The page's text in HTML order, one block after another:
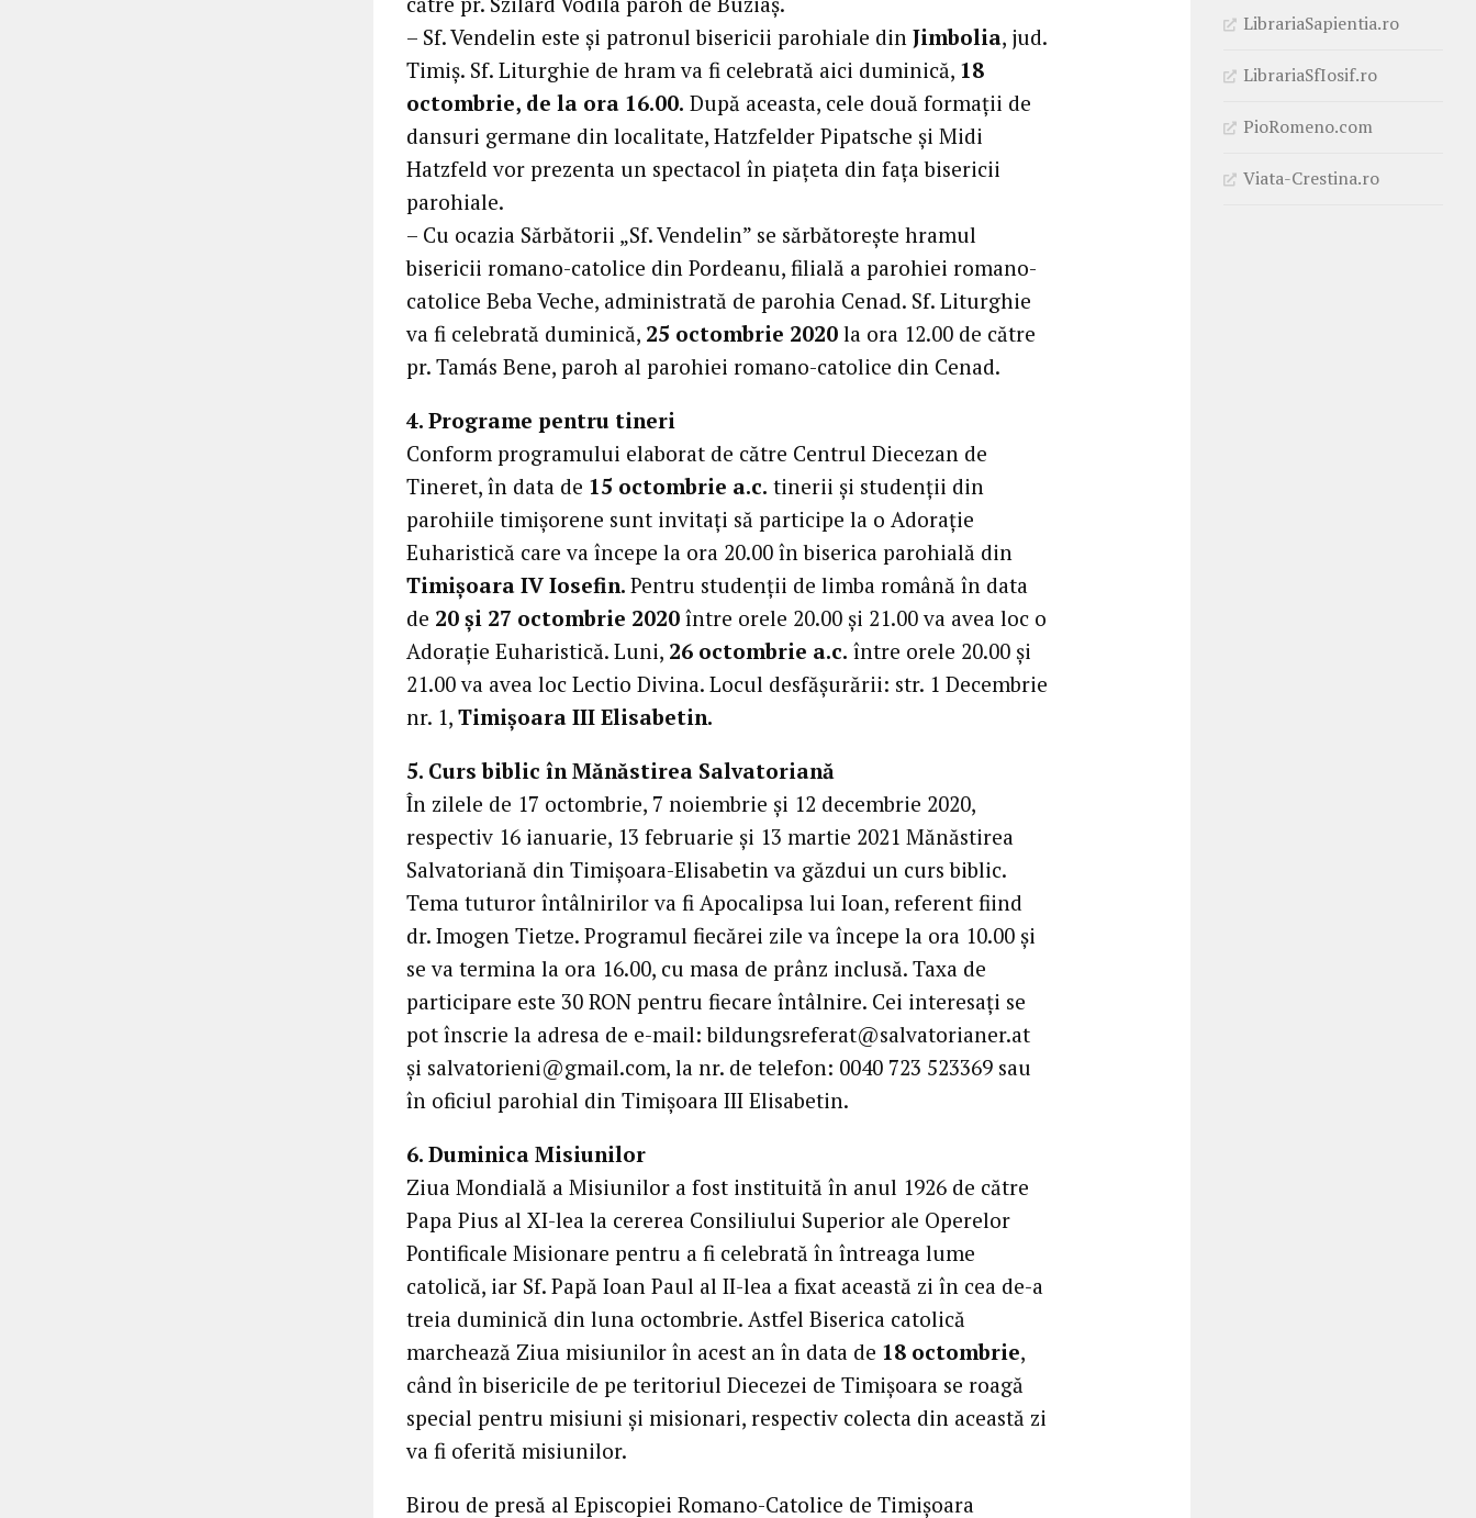
– Sf. Vendelin este și patronul bisericii parohiale din Jimbolia, jud.
Timiș. Sf. Liturghie de hram va fi celebrată aici duminică, 18
octombrie, de la ora 16.00. După aceasta, cele două formații de
dansuri germane din localitate, Hatzfelder Pipatsche și Midi
Hatzfeld vor prezenta un spectacol în piațeta din fața bisericii
parohiale.
– Cu ocazia Sărbătorii „Sf. Vendelin” se sărbătorește hramul
bisericii romano-catolice din Pordeanu, filială a parohiei romano-
catolice Beba Veche, administrată de parohia Cenad. Sf. Liturghie
va fi celebrată duminică, 25 octombrie 2020 la ora 12.00 de către
pr. Tamás Bene, paroh al parohiei romano-catolice din Cenad.
4. Programe pentru tineri
Conform programului elaborat de către Centrul Diecezan de
Tineret, în data de 15 octombrie a.c. tinerii și studenții din
parohiile timișorene sunt invitați să participe la o Adorație
Euharistică care va începe la ora 20.00 în biserica parohială din
Timișoara IV Iosefin. Pentru studenții de limba română în data
de 20 și 27 octombrie 2020 între orele 20.00 și 21.00 va avea loc o
Adorație Euharistică. Luni, 26 octombrie a.c. între orele 20.00 și
21.00 va avea loc Lectio Divina. Locul desfășurării: str. 1 Decembrie
nr. 1, Timișoara III Elisabetin.
5. Curs biblic în Mănăstirea Salvatoriană
În zilele de 17 octombrie, 7 noiembrie și 12 decembrie 2020,
respectiv 16 ianuarie, 13 februarie și 13 martie 2021 Mănăstirea
Salvatoriană din Timișoara-Elisabetin va găzdui un curs biblic.
Tema tuturor întâlnirilor va fi Apocalipsa lui Ioan, referent fiind
dr. Imogen Tietze. Programul fiecărei zile va începe la ora 10.00 și
se va termina la ora 16.00, cu masa de prânz inclusă. Taxa de
participare este 30 RON pentru fiecare întâlnire. Cei interesați se
pot înscrie la adresa de e-mail: bildungsreferat@salvatorianer.at
și salvatorieni@gmail.com, la nr. de telefon: 0040 723 523369 sau
în oficiul parohial din Timișoara III Elisabetin.
6. Duminica Misiunilor
Ziua Mondială a Misiunilor a fost instituită în anul 1926 de către
Papa Pius al XI-lea la cererea Consiliului Superior ale Operelor
Pontificale Misionare pentru a fi celebrată în întreaga lume
catolică, iar Sf. Papă Ioan Paul al II-lea a fixat această zi în cea de-a
treia duminică din luna octombrie. Astfel Biserica catolică
marchează Ziua misiunilor în acest an în data de 18 octombrie,
când în bisericile de pe teritoriul Diecezei de Timișoara se roagă
special pentru misiuni și misionari, respectiv colecta din această zi
va fi oferită misiunilor.
Birou de presă al Episcopiei Romano-Catolice de Timișoara
LibrariaSapientia.ro
LibrariaSfIosif.ro
PioRomeno.com
Viata-Crestina.ro